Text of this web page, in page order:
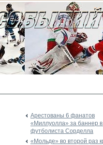
Арестованы 6 фанатов
«Миллуолла» за баннер
футболиста Сорделла
«Мольде» во второй раз